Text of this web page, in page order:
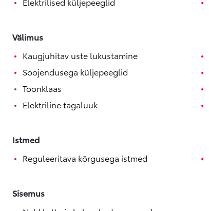
Välimus
Kaugjuhitav uste lukustamine
Soojendusega küljepeeglid
Toonklaas
Elektriline tagaluuk
Istmed
Reguleeritava kõrgusega istmed
Sisemus